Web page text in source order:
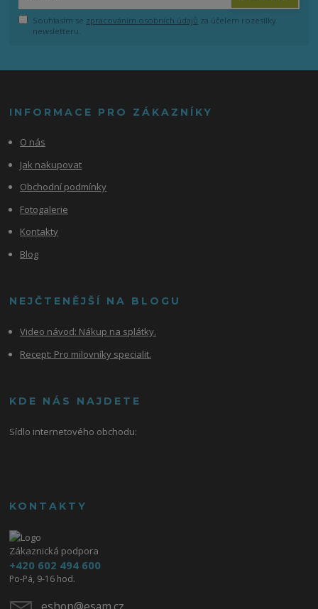
Souhlasím se zpracováním osobních údajů za účelem rozesílky
newsletteru.
INFORMACE PRO ZÁKAZNÍKY
O nás
Jak nakupovat
Obchodní podmínky
Fotogalerie
Kontakty
Blog
NEJČTENĚJŠÍ NA BLOGU
Video návod: Nákup na splátky.
Recept: Pro milovníky specialit.
KDE NÁS NAJDETE
Sídlo internetového obchodu:
KONTAKTY
Zákaznická podpora
+420 602 494 600
Po-Pá, 9-16 hod.
eshop@esam.cz